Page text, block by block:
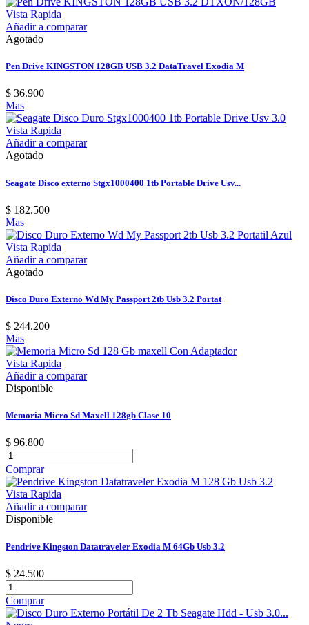
Vista Rapida
Añadir a comparar
Agotado
Pen Drive KINGSTON 128GB USB 3.2 DataTravel Exodia M
$ 36.900
Mas
Vista Rapida
Añadir a comparar
Agotado
Seagate Disco externo Stgx1000400 1tb Portable Drive Usv...
$ 182.500
Mas
Vista Rapida
Añadir a comparar
Agotado
Disco Duro Externo Wd My Passport 2tb Usb 3.2 Portat
$ 244.200
Mas
Vista Rapida
Añadir a comparar
Disponible
Memoria Micro Sd Maxell 128gb Clase 10
$ 96.800
Comprar
Vista Rapida
Añadir a comparar
Disponible
Pendrive Kingston Datatraveler Exodia M 64Gb Usb 3.2
$ 24.500
Comprar